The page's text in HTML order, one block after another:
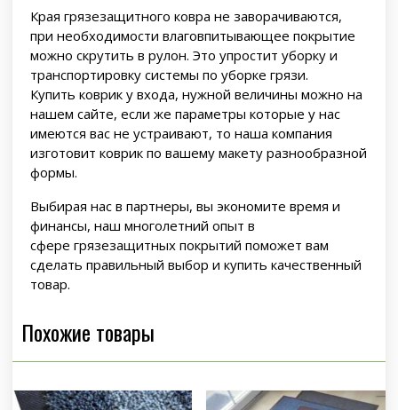
Края грязезащитного ковра не заворачиваются,
при необходимости влаговпитывающее покрытие
можно скрутить в рулон. Это упростит уборку и
транспортировку системы по уборке грязи.
Купить коврик у входа, нужной величины можно на
нашем сайте, если же параметры которые у нас
имеются вас не устраивают, то наша компания
изготовит коврик по вашему макету разнообразной
формы.
Выбирая нас в партнеры, вы экономите время и
финансы, наш многолетний опыт в
сфере грязезащитных покрытий поможет вам
сделать правильный выбор и купить качественный
товар.
Похожие товары